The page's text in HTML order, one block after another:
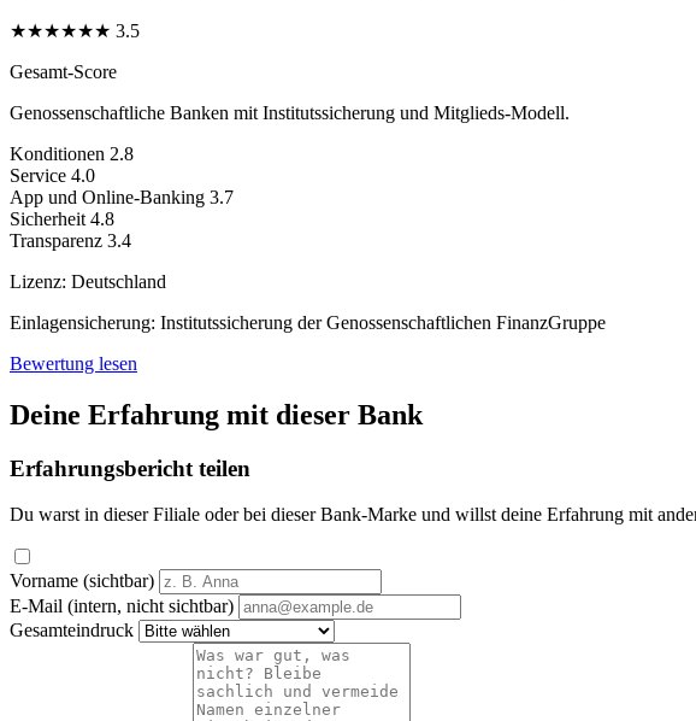
★★★★★★ 3.5
Gesamt-Score
Genossenschaftliche Banken mit Institutssicherung und Mitglieds-Modell.
Konditionen 2.8
Service 4.0
App und Online-Banking 3.7
Sicherheit 4.8
Transparenz 3.4
Lizenz: Deutschland
Einlagensicherung: Institutssicherung der Genossenschaftlichen FinanzGruppe
Bewertung lesen
Deine Erfahrung mit dieser Bank
Erfahrungsbericht teilen
Du warst in dieser Filiale oder bei dieser Bank-Marke und willst deine Erfahrung mit
Vorname (sichtbar)
E-Mail (intern, nicht sichtbar)
Gesamteindruck